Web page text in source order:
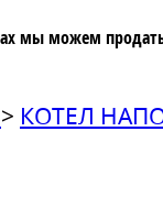
мы можем
> КОТЕЛ